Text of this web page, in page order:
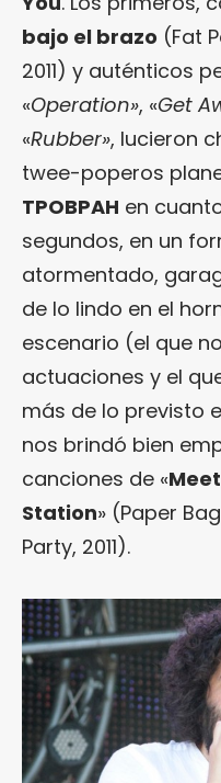
bajo el brazo (Fat
2011) y auténticos
«Operation», «Get
«Rubber», lucieron
twee-poperos
TPOBPAH en
segundos, en un
atormentado,
de lo lindo en el
escenario (el que
actuaciones y el
más de lo previsto
nos brindó bien
canciones de «
Station» (Paper
Party, 2011).